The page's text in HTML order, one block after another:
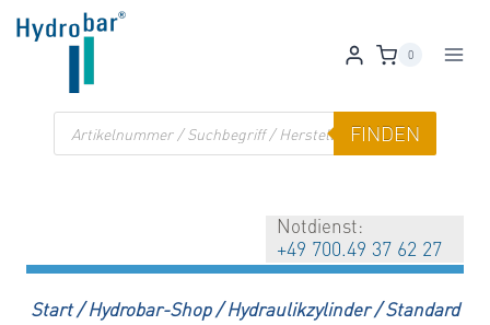
Zum
Inhalt
0
Products
search
FINDEN
Notdienst:
+49 700.49 37 62 27
Start / Hydrobar-Shop / Hydraulikzylinder / Standard